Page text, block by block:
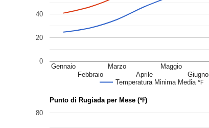
Temperatura Minima Media ℉
Gennaio
Febbraio
Marzo
Aprile
Maggio
Giugno
0
20
40
Punto di Rugiada per Mese (℉)
80